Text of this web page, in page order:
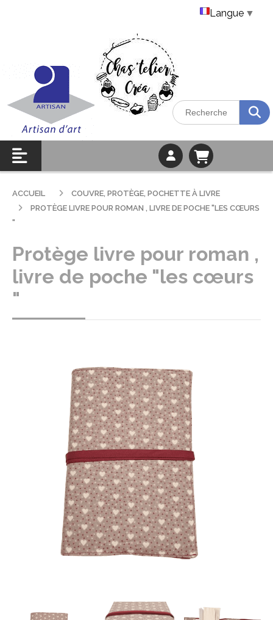
ACCUEIL
COUVRE, PROTÈGE, POCHETTE À LIVRE
PROTÈGE LIVRE POUR ROMAN , LIVRE DE POCHE "LES CŒURS
"
Protège livre pour roman ,
livre de poche "les cœurs
"
Langue ▼